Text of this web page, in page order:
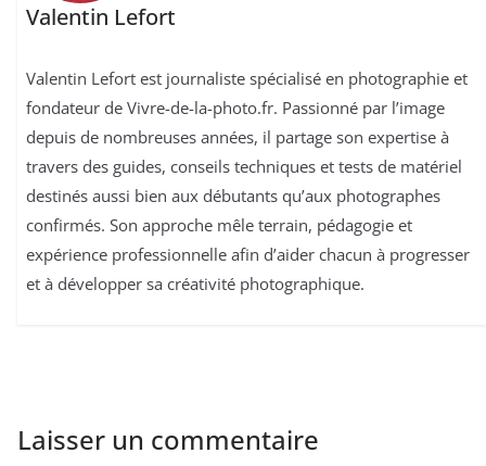
Valentin Lefort
Valentin Lefort est journaliste spécialisé en photographie et
fondateur de Vivre-de-la-photo.fr. Passionné par l’image
depuis de nombreuses années, il partage son expertise à
travers des guides, conseils techniques et tests de matériel
destinés aussi bien aux débutants qu’aux photographes
confirmés. Son approche mêle terrain, pédagogie et
expérience professionnelle afin d’aider chacun à progresser
et à développer sa créativité photographique.
Laisser un commentaire